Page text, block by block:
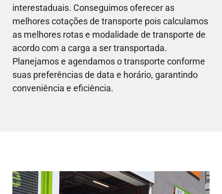
interestaduais. Conseguimos oferecer as
melhores cotações de transporte pois calculamos
as melhores rotas e modalidade de transporte de
acordo com a carga a ser transportada.
Planejamos e agendamos o transporte conforme
suas preferências de data e horário, garantindo
conveniência e eficiência.